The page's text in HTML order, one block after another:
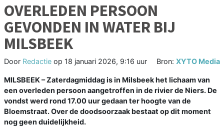
OVERLEDEN PERSOON
GEVONDEN IN WATER BIJ
MILSBEEK
Door Redactie op 18 januari 2026, 9:16 uur Bron: XYTO Media
MILSBEEK – Zaterdagmiddag is in Milsbeek het lichaam van
een overleden persoon aangetroffen in de rivier de Niers. De
vondst werd rond 17.00 uur gedaan ter hoogte van de
Bloemstraat. Over de doodsoorzaak bestaat op dit moment
nog geen duidelijkheid.